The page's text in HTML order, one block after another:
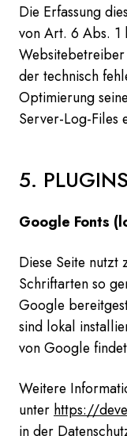
Die Erfassung
von Art. 6 Abs.
Websitebetreiber
der technisch
Optimierung
Server-Log-Files
5.
Google Fonts
Diese Seite nutzt
Schriftarten so
Google
sind lokal
von Google
Weitere
unter https://
in der